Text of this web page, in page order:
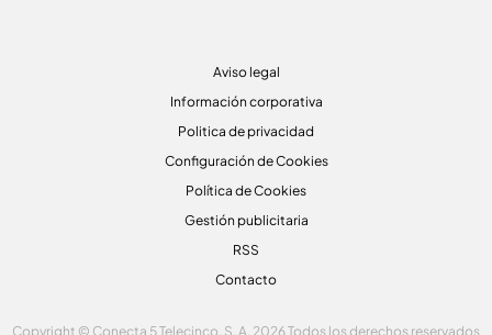
Aviso legal
Información corporativa
Politica de privacidad
Configuración de Cookies
Política de Cookies
Gestión publicitaria
RSS
Contacto
Copyright © Conecta 5 Telecinco, S. A. 2026 Todos los derechos reservados